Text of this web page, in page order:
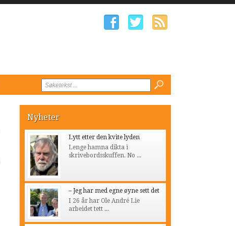
Nyheter
Lytt etter den kvite lyden
Lenge hamna dikta i
skrivebordsskuffen. No ...
– Jeg har med egne øyne sett det
I 26 år har Ole André Lie
arbeidet tett ...